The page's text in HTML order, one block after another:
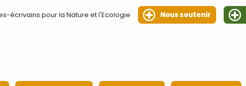
écrivains pour la Nature et l'Ecologie Nous soutenir